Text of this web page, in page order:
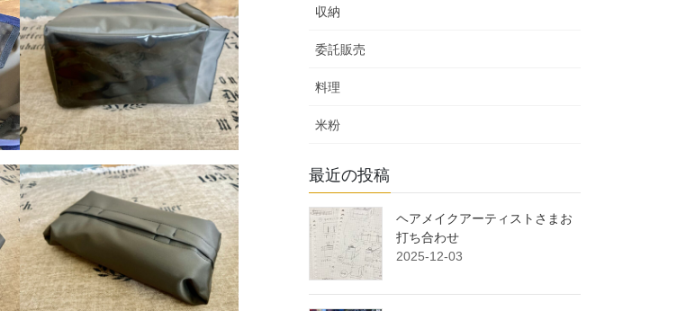
収納
委託販売
料理
米粉
最近の投稿
ヘアメイクアーティストさまお
打ち合わせ
2025-12-03